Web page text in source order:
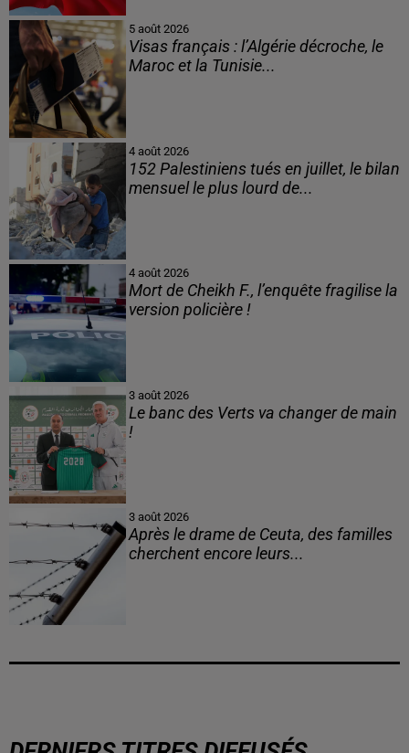
5 août 2026
Visas français : l’Algérie décroche, le
Maroc et la Tunisie...
4 août 2026
152 Palestiniens tués en juillet, le bilan
mensuel le plus lourd de...
4 août 2026
Mort de Cheikh F., l’enquête fragilise la
version policière !
3 août 2026
Le banc des Verts va changer de main
!
3 août 2026
Après le drame de Ceuta, des familles
cherchent encore leurs...